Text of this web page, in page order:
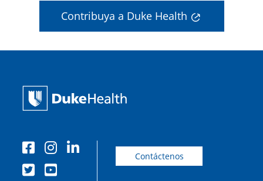
Contribuya a Duke Health
Contáctenos